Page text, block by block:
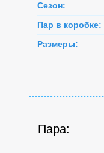
Сезон:
Пар в коробке:
Размеры:
Пара: